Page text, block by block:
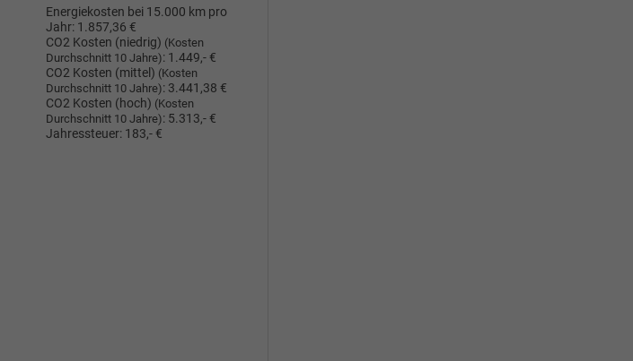
Energiekosten bei 15.000 km pro
Jahr: 1.857,36 €
CO2 Kosten (niedrig) (Kosten
Durchschnitt 10 Jahre): 1.449,- €
CO2 Kosten (mittel) (Kosten
Durchschnitt 10 Jahre): 3.441,38 €
CO2 Kosten (hoch) (Kosten
Durchschnitt 10 Jahre): 5.313,- €
Jahressteuer: 183,- €